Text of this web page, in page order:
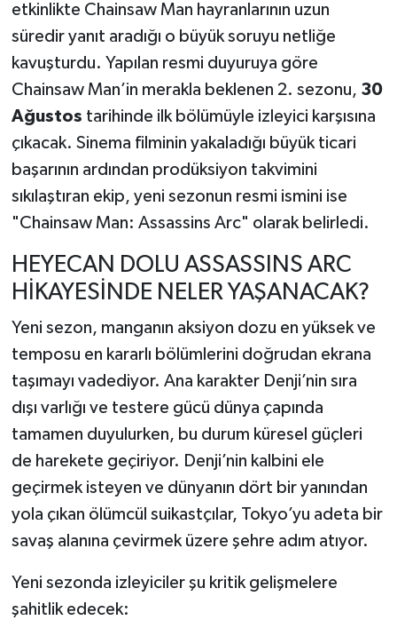
etkinlikte Chainsaw Man hayranlarının uzun
süredir yanıt aradığı o büyük soruyu netliğe
kavuşturdu. Yapılan resmi duyuruya göre
Chainsaw Man’in merakla beklenen 2. sezonu, 30
Ağustos tarihinde ilk bölümüyle izleyici karşısına
çıkacak. Sinema filminin yakaladığı büyük ticari
başarının ardından prodüksiyon takvimini
sıkılaştıran ekip, yeni sezonun resmi ismini ise
"Chainsaw Man: Assassins Arc" olarak belirledi.
HEYECAN DOLU ASSASSINS ARC
HİKAYESİNDE NELER YAŞANACAK?
Yeni sezon, manganın aksiyon dozu en yüksek ve
temposu en kararlı bölümlerini doğrudan ekrana
taşımayı vadediyor. Ana karakter Denji’nin sıra
dışı varlığı ve testere gücü dünya çapında
tamamen duyulurken, bu durum küresel güçleri
de harekete geçiriyor. Denji’nin kalbini ele
geçirmek isteyen ve dünyanın dört bir yanından
yola çıkan ölümcül suikastçılar, Tokyo’yu adeta bir
savaş alanına çevirmek üzere şehre adım atıyor.
Yeni sezonda izleyiciler şu kritik gelişmelere
şahitlik edecek: